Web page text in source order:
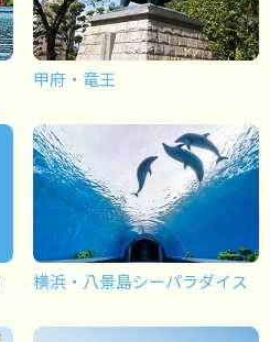
甲府・竜王
横浜・八景島シーパラダイス